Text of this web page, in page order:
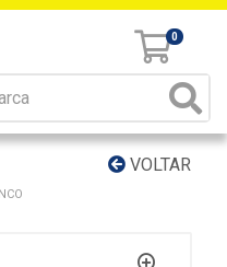
0
VOLTAR